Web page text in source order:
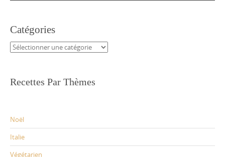
Catégories
Catégories
Recettes Par Thèmes
Noël
Italie
Végétarien